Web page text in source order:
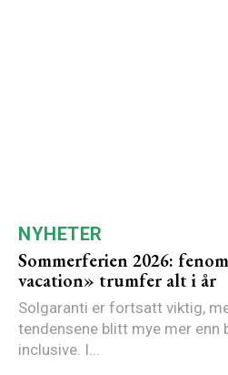
NYHETER
Sommerferien 2026:
vacation» trumfer alt i år
Solgaranti er fortsatt viktig,
tendensene blitt mye mer enn
inclusive. I...